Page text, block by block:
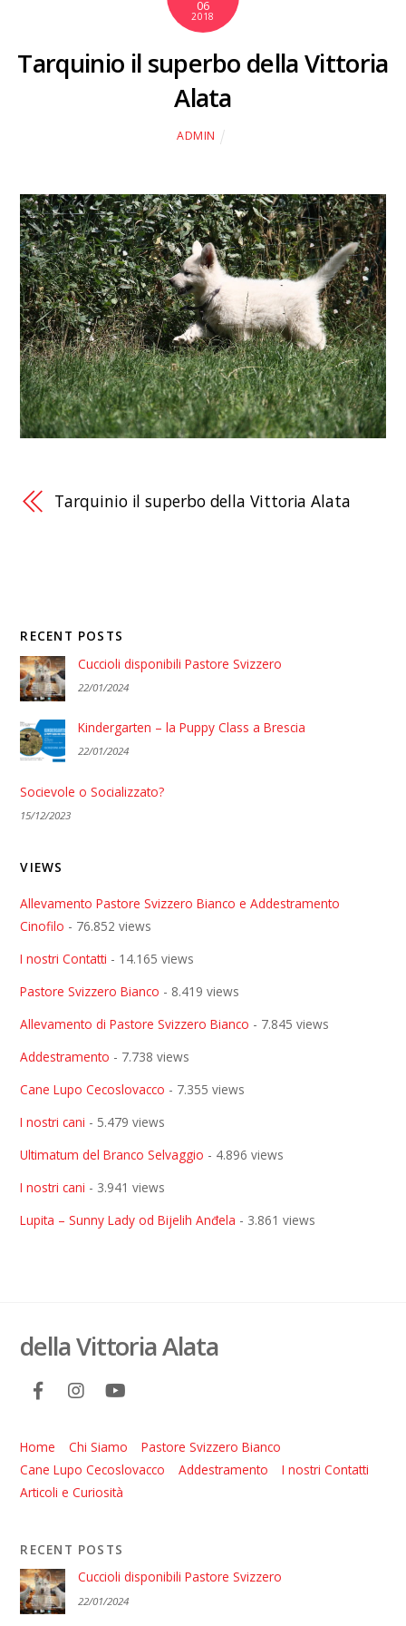
06
2018
Tarquinio il superbo della Vittoria
Alata
ADMIN
Tarquinio il superbo della Vittoria Alata
RECENT POSTS
Cuccioli disponibili Pastore Svizzero
22/01/2024
Kindergarten – la Puppy Class a Brescia
22/01/2024
Socievole o Socializzato?
15/12/2023
VIEWS
Allevamento Pastore Svizzero Bianco e Addestramento
Cinofilo - 76.852 views
I nostri Contatti - 14.165 views
Pastore Svizzero Bianco - 8.419 views
Allevamento di Pastore Svizzero Bianco - 7.845 views
Addestramento - 7.738 views
Cane Lupo Cecoslovacco - 7.355 views
I nostri cani - 5.479 views
Ultimatum del Branco Selvaggio - 4.896 views
I nostri cani - 3.941 views
Lupita – Sunny Lady od Bijelih Anđela - 3.861 views
della Vittoria Alata
Home Chi Siamo
Pastore Svizzero Bianco
Cane Lupo Cecoslovacco
Addestramento
I nostri Contatti
Articoli e Curiosità
RECENT POSTS
Cuccioli disponibili Pastore Svizzero
22/01/2024